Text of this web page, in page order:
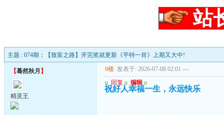
站
主题 : 074期：【致富之路】开完奖就更新《平特一肖》上期又大中!
【蓦然秋月 】
精灵王
6楼 发表于: 2026-07-08 02:01 ---
u 回复 u 编辑 u
祝好人幸福一生，永远快乐